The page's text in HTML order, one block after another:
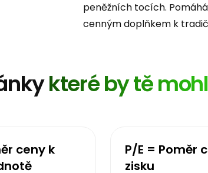
peněžních tocích.
cenným doplňkem k
které by tě
ceny k
P/E = Poměr
zisku